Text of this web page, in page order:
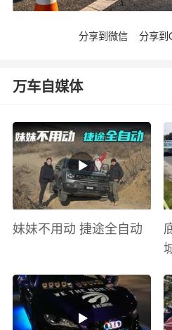
分享到微信 分享到
万车自媒体
妹妹不用动 捷途全自动